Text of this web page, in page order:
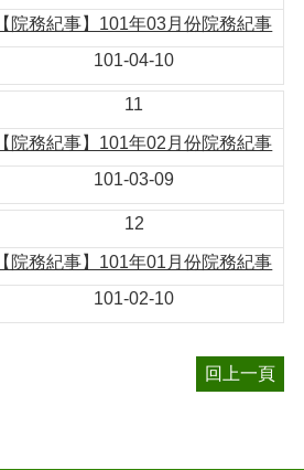
【院務紀事】101年03月份院務紀事
101-04-10
11
【院務紀事】101年02月份院務紀事
101-03-09
12
【院務紀事】101年01月份院務紀事
101-02-10
回上一頁